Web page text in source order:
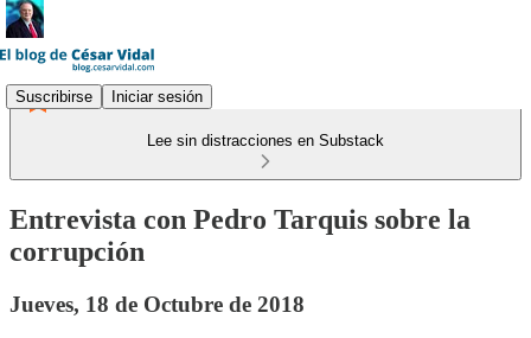
Suscribirse Iniciar sesión
Lee sin distracciones en Substack
Entrevista con Pedro Tarquis sobre la
corrupción
Jueves, 18 de Octubre de 2018